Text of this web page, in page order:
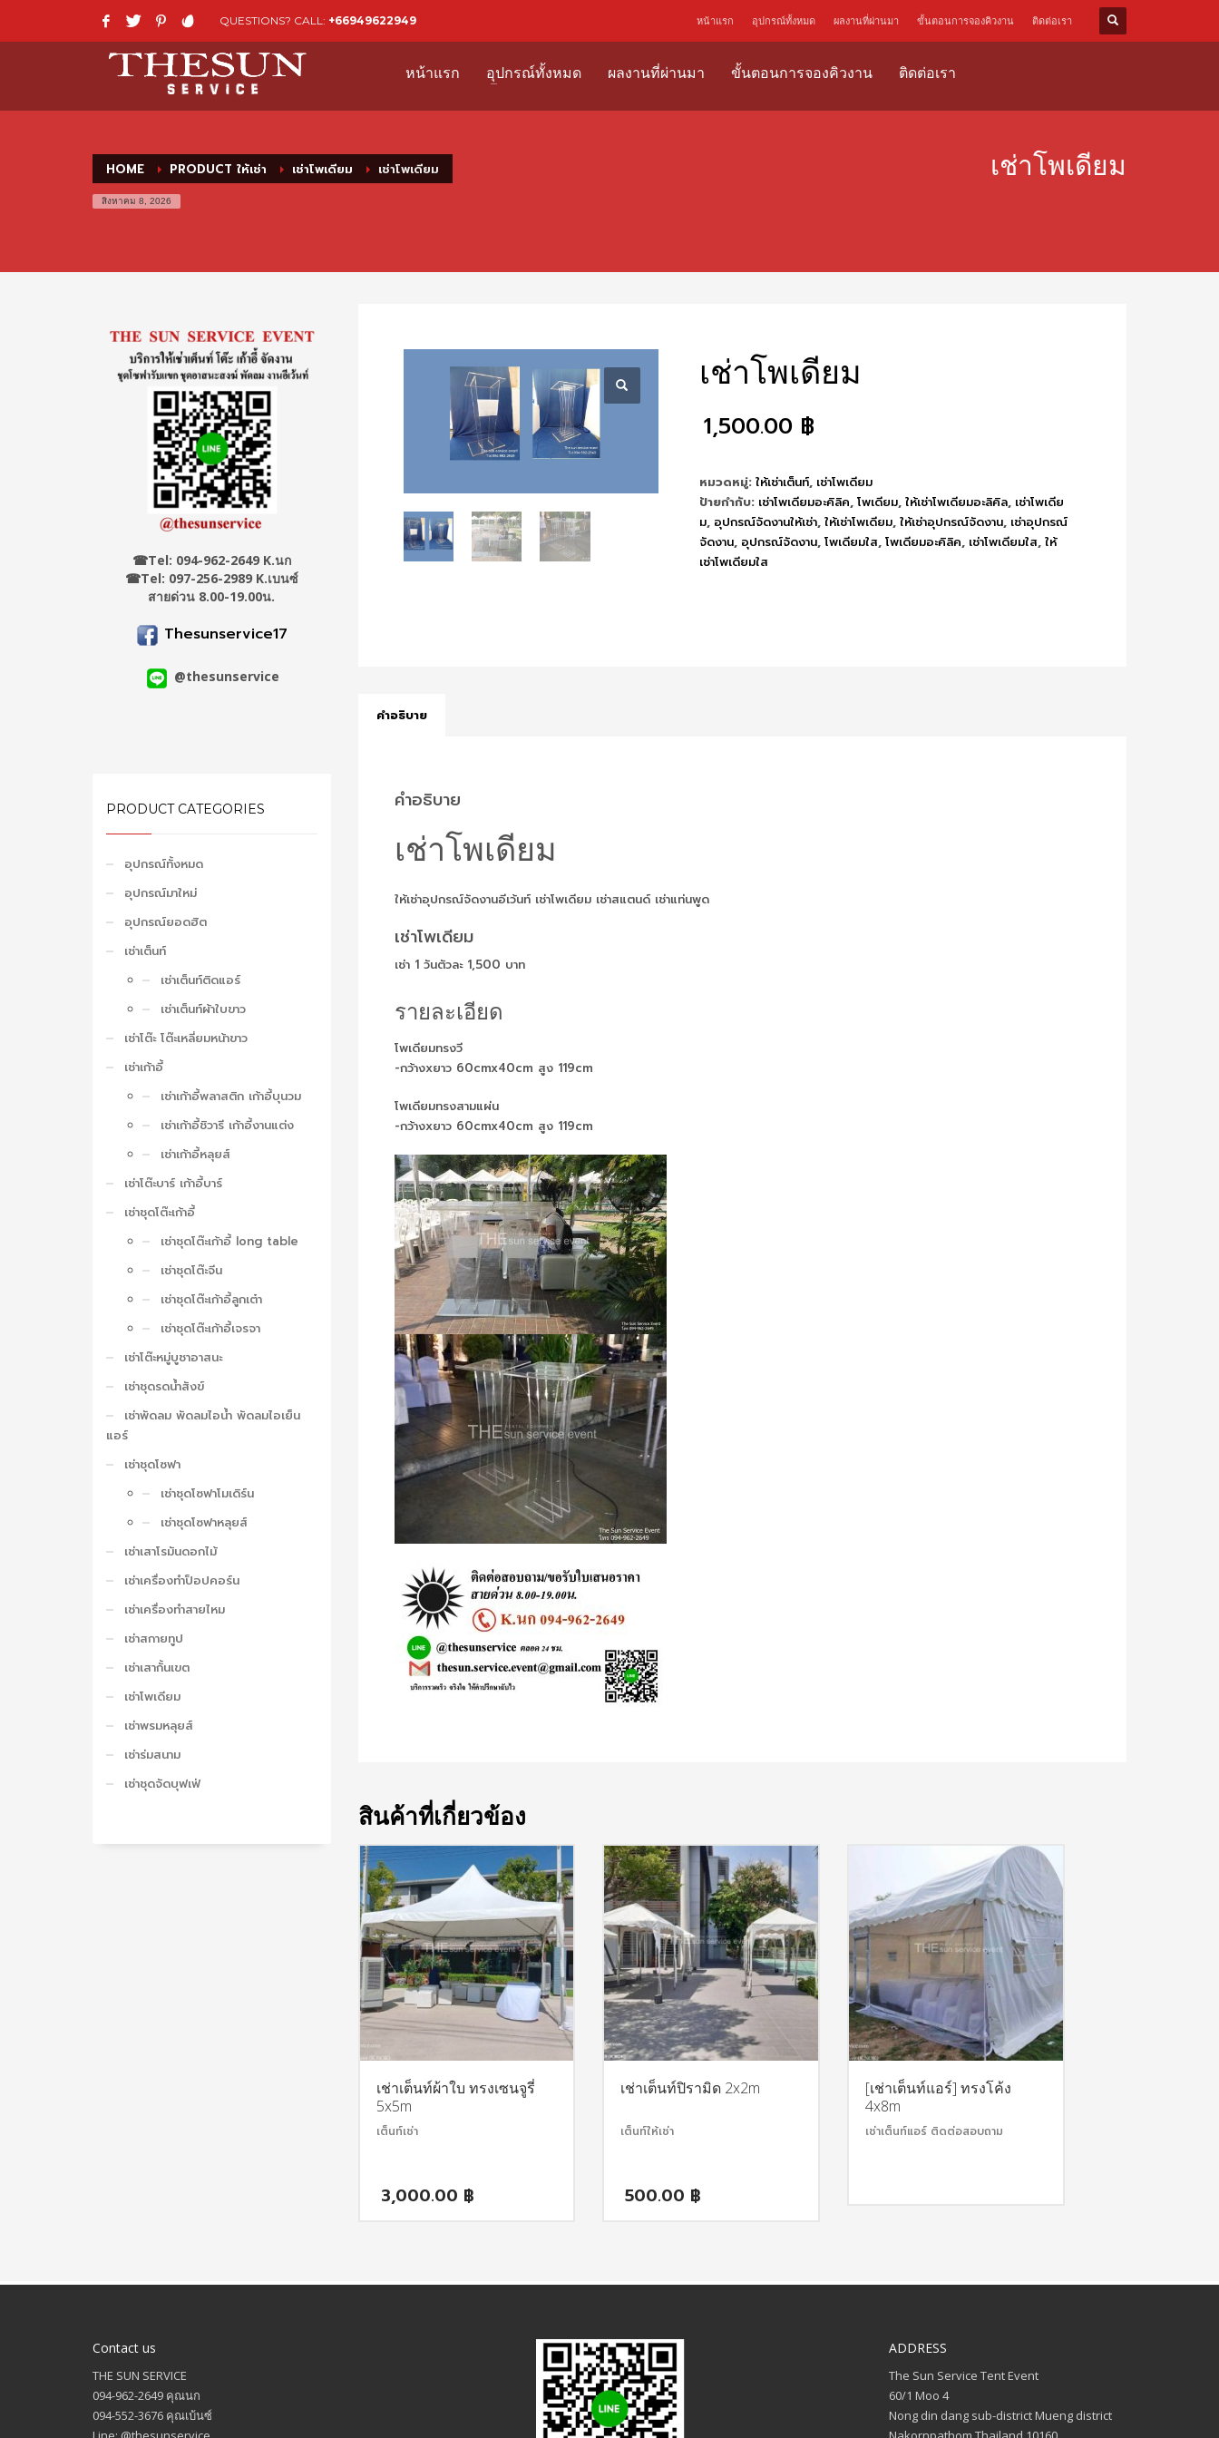
QUESTIONS? CALL: +66949622949 หน้าแรก อุปกรณ์ทั้งหมด ผลงานที่ผ่านมา ขั้นตอนการจองคิวงาน ติดต่อเรา
หน้าแรก อุปกรณ์ทั้งหมด ผลงานที่ผ่านมา ขั้นตอนการจองคิวงาน ติดต่อเรา
HOME PRODUCT ให้เช่า เช่าโพเดียม เช่าโพเดียม
สิงหาคม 8, 2026
เช่าโพเดียม
☎Tel: 094-962-2649 K.นก
☎Tel: 097-256-2989 K.เบนซ์
สายด่วน 8.00-19.00น.
Thesunservice17
@thesunservice
PRODUCT CATEGORIES
อุปกรณ์ทั้งหมด
อุปกรณ์มาใหม่
อุปกรณ์ยอดฮิต
เช่าเต็นท์
เช่าเต็นท์ติดแอร์
เช่าเต็นท์ผ้าใบขาว
เช่าโต๊ะ โต๊ะเหลี่ยมหน้าขาว
เช่าเก้าอี้
เช่าเก้าอี้พลาสติก เก้าอี้บุนวม
เช่าเก้าอี้ชิวารี เก้าอี้งานแต่ง
เช่าเก้าอี้หลุยส์
เช่าโต๊ะบาร์ เก้าอี้บาร์
เช่าชุดโต๊ะเก้าอี้
เช่าชุดโต๊ะเก้าอี้ long table
เช่าชุดโต๊ะจีน
เช่าชุดโต๊ะเก้าอี้ลูกเต๋า
เช่าชุดโต๊ะเก้าอี้เจรจา
เช่าโต๊ะหมู่บูชาอาสนะ
เช่าชุดรดน้ำสังข์
เช่าพัดลม พัดลมไอน้ำ พัดลมไอเย็น
แอร์
เช่าชุดโซฟา
เช่าชุดโซฟาโมเดิร์น
เช่าชุดโซฟาหลุยส์
เช่าเสาโรมันดอกไม้
เช่าเครื่องทำป็อปคอร์น
เช่าเครื่องทำสายไหม
เช่าสกายทูป
เช่าเสากั้นเขต
เช่าโพเดียม
เช่าพรมหลุยส์
เช่าร่มสนาม
เช่าชุดจัดบุฟเฟ่
เช่าโพเดียม
1,500.00 ฿
หมวดหมู่: ให้เช่าเต็นท์, เช่าโพเดียม
ป้ายกำกับ: เช่าโพเดียมอะคิลิค, โพเดียม, ให้เช่าโพเดียมอะลิคิล, เช่าโพเดีย
ม, อุปกรณ์จัดงานให้เช่า, ให้เช่าโพเดียม, ให้เช่าอุปกรณ์จัดงาน, เช่าอุปกรณ์
จัดงาน, อุปกรณ์จัดงาน, โพเดียมใส, โพเดียมอะคิลิค, เช่าโพเดียมใส, ให้
เช่าโพเดียมใส
คำอธิบาย
คำอธิบาย
เช่าโพเดียม
ให้เช่าอุปกรณ์จัดงานอีเว้นท์ เช่าโพเดียม เช่าสแตนด์ เช่าแท่นพูด
เช่าโพเดียม
เช่า 1 วันตัวละ 1,500 บาท
รายละเอียด
โพเดียมทรงวี
-กว้างxยาว 60cmx40cm สูง 119cm
โพเดียมทรงสามแผ่น
-กว้างxยาว 60cmx40cm สูง 119cm
สินค้าที่เกี่ยวข้อง
เช่าเต็นท์ผ้าใบ ทรงเซนจูรี่
5x5m
เต็นท์เช่า
3,000.00 ฿
เช่าเต็นท์ปิรามิด 2x2m
เต็นท์ให้เช่า
500.00 ฿
[เช่าเต็นท์แอร์] ทรงโค้ง
4x8m
เช่าเต็นท์แอร์ ติดต่อสอบถาม
Contact us
THE SUN SERVICE
094-962-2649 คุณนก
094-552-3676 คุณเบ้นซ์
ADDRESS
The Sun Service Tent Event
60/1 Moo 4
Nong din dang sub-district Mueng district